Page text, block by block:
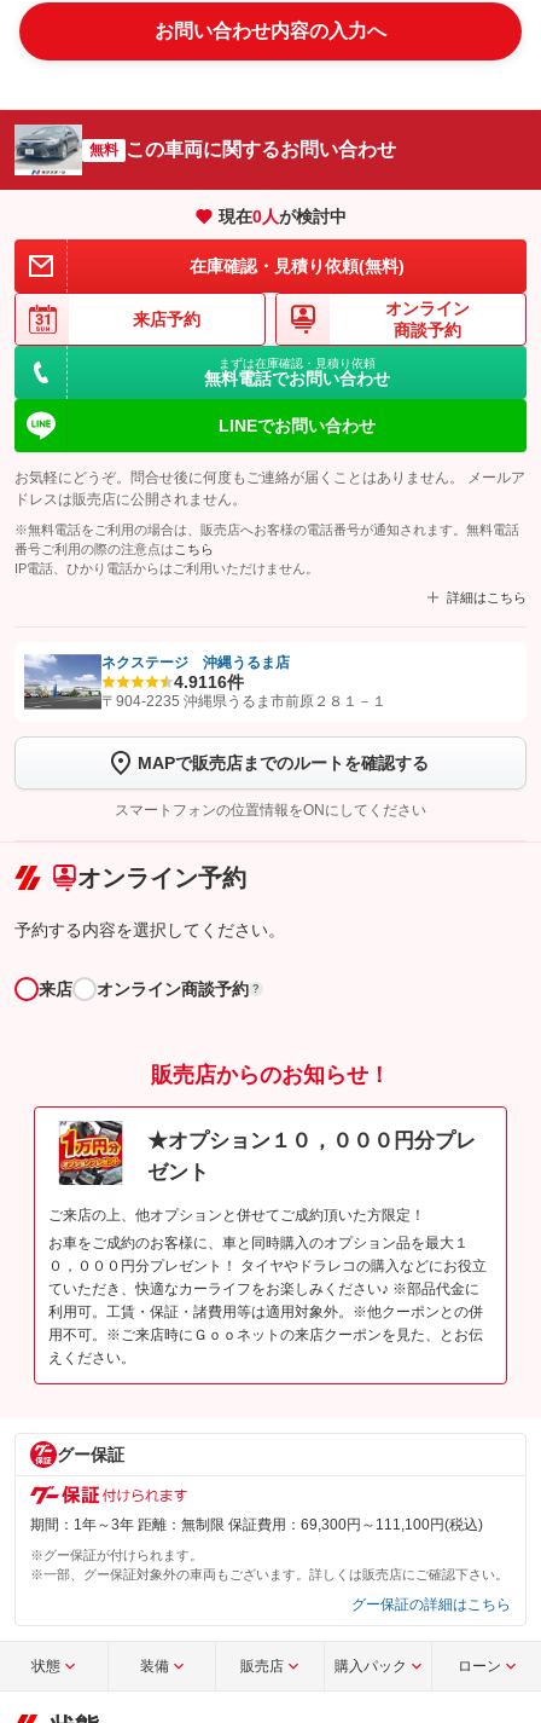
お問い合わせ内容の入力へ
無料 この車両に関するお問い合わせ
現在0人が検討中
在庫確認・見積り依頼(無料)
来店予約
オンライン
商談予約
まずは在庫確認・見積り依頼
無料電話でお問い合わせ
LINEでお問い合わせ
お気軽にどうぞ。問合せ後に何度もご連絡が届くことはありません。 メールア
ドレスは販売店に公開されません。
※無料電話をご利用の場合は、販売店へお客様の電話番号が通知されます。無料電話
番号ご利用の際の注意点は こちら
IP電話、ひかり電話からはご利用いただけません。
詳細はこちら
【STEP1】認証画面でグーネットを友だち追加してから「許可する」ボタンを押
トーク画面で
ボタンをタップして問い合わせを
完了してください。
こちら
ネクステージ 沖縄うるま店
4.9116件
〒904-2235 沖縄県うるま市前原２８１－１
MAPで販売店までのルートを確認する
スマートフォンの位置情報をONにしてください
オンライン予約
予約する内容を選択してください。
来店 オンライン商談予約 ?
販売店からのお知らせ！
★オプション１０，０００円分プレ
ゼント
ご来店の上、他オプションと併せてご成約頂いた方限定！
お車をご成約のお客様に、車と同時購入のオプション品を最大１
０，０００円分プレゼント！ タイヤやドラレコの購入などにお役立
ていただき、快適なカーライフをお楽しみください♪ ※部品代金に
利用可。工賃・保証・諸費用等は適用対象外。※他クーポンとの併
用不可。※ご来店時にＧｏｏネットの来店クーポンを見た、とお伝
えください。
グー保証
期間：1年～3年 距離：無制限 保証費用：69,300円～111,100円(税込)
※グー保証が付けられます。
※一部、グー保証対象外の車両もございます。詳しくは販売店にご確認下さい。
グー保証の詳細はこちら
状態 装備 販売店 購入パック ローン